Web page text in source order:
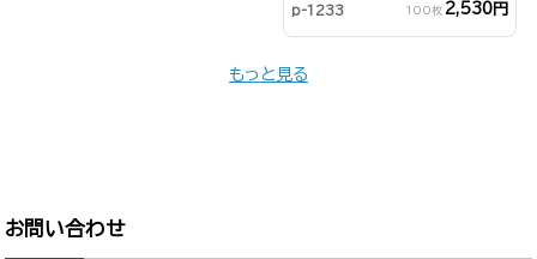
p-1233 100枚 2,530円
もっと見る
お問い合わせ